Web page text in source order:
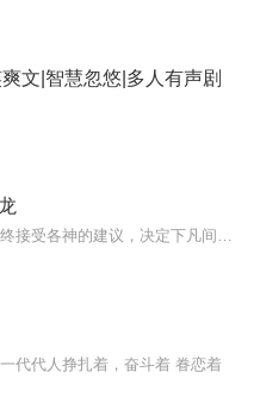
文|智慧忽悠|多人有声剧
代代人挣扎着，奋斗着 眷恋着